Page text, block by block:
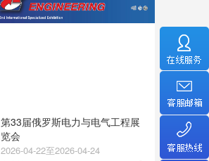
第33届俄罗斯电力与电气工程展
览会
2026-04-22至2026-04-24